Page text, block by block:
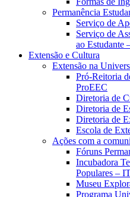
Permanência
Serviço de
Serviço de
ao Estudante
Extensão e Cultura
Extensão na
Pró-Reitoria
ProEEC
Diretoria de
Diretoria de
Diretoria de
Escola de
Ações com a
Fóruns
Incubadora
Populares –
Museu
Programa